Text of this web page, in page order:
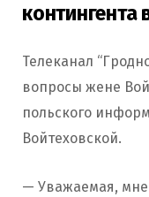
контингента
Телеканал
вопросы жене
польского
Войтеховской.
— Уважаемая, мне